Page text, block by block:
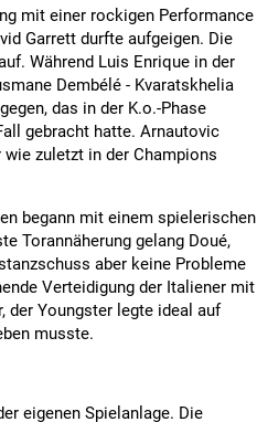
mit einer rockigen Performance
Garrett durfte aufgeigen. Die
Während Luis Enrique in der
Dembélé - Kvaratskhelia
das in der K.o.-Phase
gebracht hatte. Arnautovic
zuletzt in der Champions
begann mit einem spielerischen
Torannäherung gelang Doué,
aber keine Probleme
Verteidigung der Italiener mit
der Youngster legte ideal auf
musste.
eigenen Spielanlage. Die